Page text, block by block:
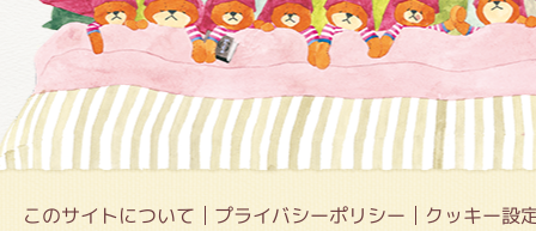
このサイトについて プライバシーポリシー クッキー設